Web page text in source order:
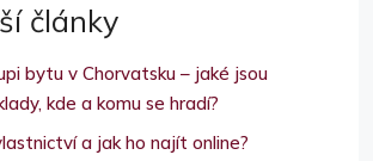
články
bytu v Chorvatsku – jaké jsou
kde a komu se hradí?
a jak ho najít online?